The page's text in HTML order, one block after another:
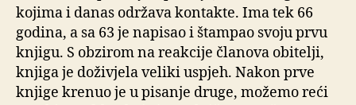
kojima i danas održava kontakte. Ima tek 66
godina, a sa 63 je napisao i štampao svoju prvu
knjigu. S obzirom na reakcije članova obitelji,
knjiga je doživjela veliki uspjeh. Nakon prve
knjige krenuo je u pisanje druge, možemo reći